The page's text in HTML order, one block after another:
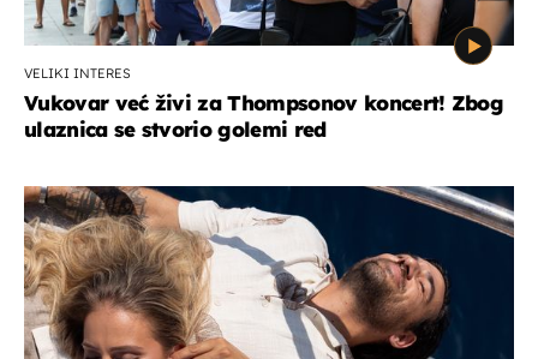
VELIKI INTERES
Vukovar već živi za Thompsonov koncert! Zbog
ulaznica se stvorio golemi red